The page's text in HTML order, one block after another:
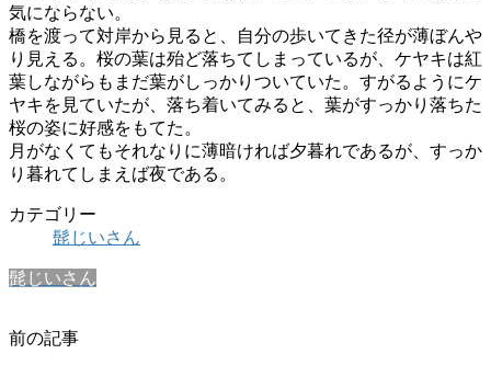
気にならない。
橋を渡って対岸から見ると、自分の歩いてきた径が薄ぼんや
り見える。桜の葉は殆ど落ちてしまっているが、ケヤキは紅
葉しながらもまだ葉がしっかりついていた。すがるようにケ
ヤキを見ていたが、落ち着いてみると、葉がすっかり落ちた
桜の姿に好感をもてた。
月がなくてもそれなりに薄暗ければ夕暮れであるが、すっか
り暮れてしまえば夜である。
カテゴリー
髭じいさん
髭じいさん
前の記事